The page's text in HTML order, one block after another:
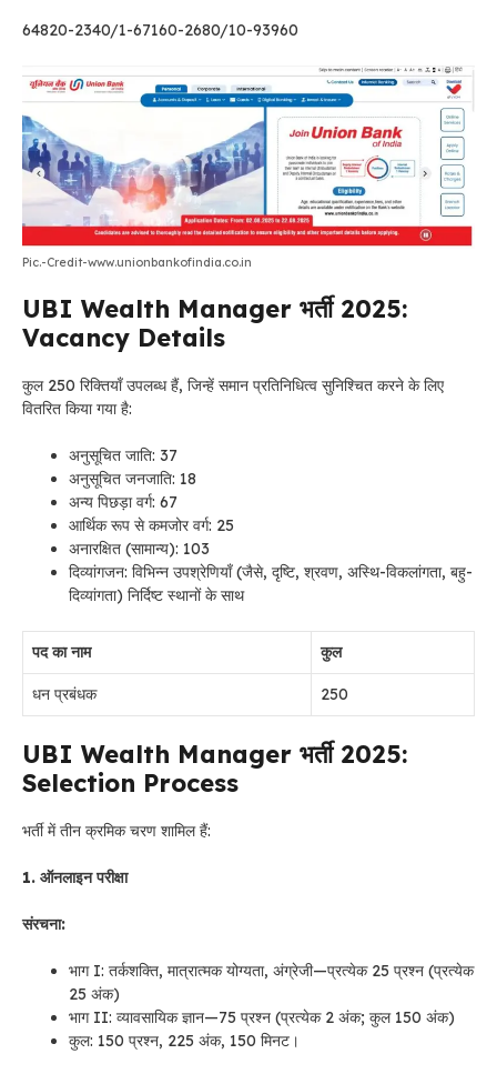
64820-2340/1-67160-2680/10-93960
Pic.-Credit-www.unionbankofindia.co.in
UBI Wealth Manager भर्ती 2025:
Vacancy Details
कुल 250 रिक्तियाँ उपलब्ध हैं, जिन्हें समान प्रतिनिधित्व सुनिश्चित करने के लिए
वितरित किया गया है:
अनुसूचित जाति: 37
अनुसूचित जनजाति: 18
अन्य पिछड़ा वर्ग: 67
आर्थिक रूप से कमजोर वर्ग: 25
अनारक्षित (सामान्य): 103
दिव्यांगजन: विभिन्न उपश्रेणियाँ (जैसे, दृष्टि, श्रवण, अस्थि-विकलांगता, बहु-
दिव्यांगता) निर्दिष्ट स्थानों के साथ
पद का नाम कुल
धन प्रबंधक 250
UBI Wealth Manager भर्ती 2025:
Selection Process
भर्ती में तीन क्रमिक चरण शामिल हैं:
1. ऑनलाइन परीक्षा
संरचना:
भाग I: तर्कशक्ति, मात्रात्मक योग्यता, अंग्रेजी—प्रत्येक 25 प्रश्न (प्रत्येक
25 अंक)
भाग II: व्यावसायिक ज्ञान—75 प्रश्न (प्रत्येक 2 अंक; कुल 150 अंक)
कुल: 150 प्रश्न, 225 अंक, 150 मिनट।